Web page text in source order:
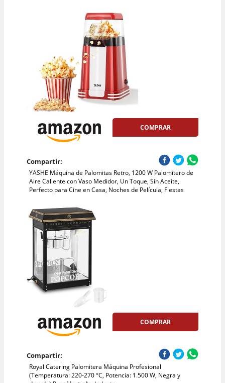
COMPRAR
Compartir:
YASHE Máquina de Palomitas Retro, 1200 W Palomitero de
Aire Caliente con Vaso Medidor, Un Toque, Sin Aceite,
Perfecto para Cine en Casa, Noches de Película, Fiestas
COMPRAR
Compartir:
Royal Catering Palomitera Máquina Profesional
(Temperatura: 220-270 °C, Potencia: 1.500 W, Negra y